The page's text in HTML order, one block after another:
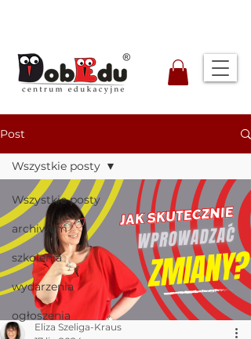
Post
Wszystkie posty
archiwum
szkolenia
wydarzenia
ogłoszenia
Wszystkie posty
Eliza Szeliga-Kraus